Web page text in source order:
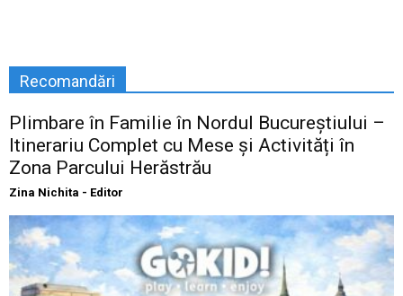
Recomandări
Plimbare în Familie în Nordul Bucureștiului –
Itinerariu Complet cu Mese și Activități în
Zona Parcului Herăstrău
Zina Nichita - Editor